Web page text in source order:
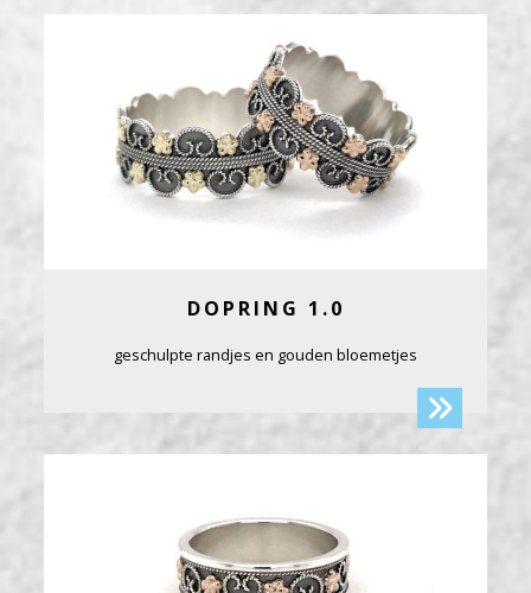
DOPRING 1.0
geschulpte randjes en gouden bloemetjes